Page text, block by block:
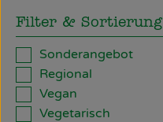
Filter & Sortierung
Sonderangebot
Regional
Vegan
Vegetarisch